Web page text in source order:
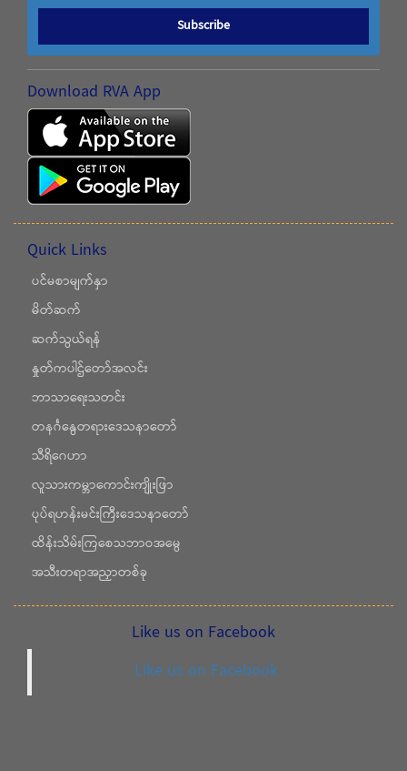
Subscribe
Download RVA App
Quick Links
ပင်မစာမျက်နှာ
မိတ်ဆက်
ဆက်သွယ်ရန်
နှုတ်ကပါဌ်တော်အလင်း
ဘာသာရေးသတင်း
တနင်္ဂနွေတရားဒေသနာတော်
သီရိဂေဟာ
လူသားကမ္ဘာကောင်းကျိုးဖြာ
ပုပ်ရဟန်းမင်းကြီးဒေသနာတော်
ထိန်းသိမ်းကြစေသဘာဝအမွေ
အသီးတရာအညှာတစ်ခု
Like us on Facebook
Like us on Facebook